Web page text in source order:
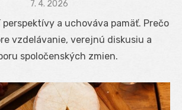
Posted
7. 4. 2026
a uchováva pamäť. Prečo
vzdelávanie, verejnú diskusiu a
spoločenských zmien.